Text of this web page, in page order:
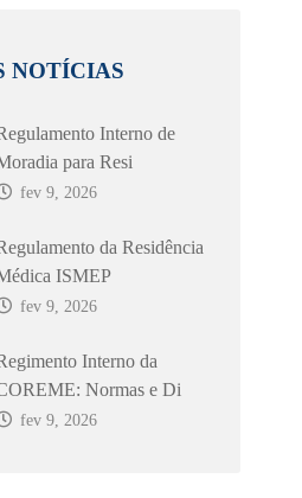
NOTÍCIAS
Interno de
para Resi
fev 9, 2026
da Residência
ISMEP
fev 9, 2026
Interno da
Normas e Di
fev 9, 2026